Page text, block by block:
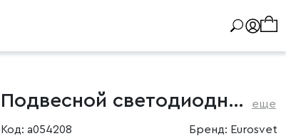
Подвесной светодиодный светильник еще
Код: a054208 Бренд: Eurosvet